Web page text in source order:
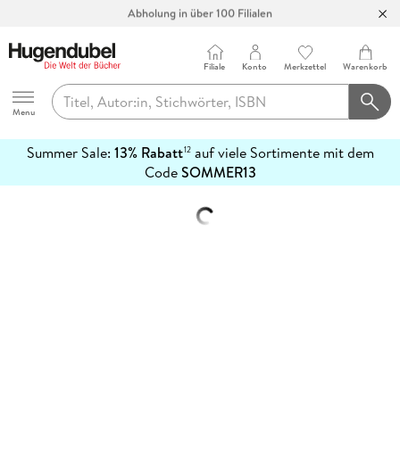
Abholung in über 100 Filialen
Hugendubel
Menu
Filiale Konto Merkzettel Warenkorb
Summer Sale: 13% Rabatt12auf viele Sortimente mit dem
CodeSOMMER13
erfahren